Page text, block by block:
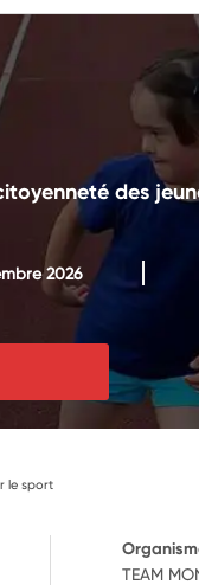
des
2026
le sport
TEAM